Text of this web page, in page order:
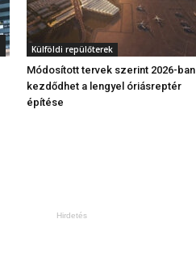
Külföldi repülőterek
Módosított tervek szerint 2026-ban
kezdődhet a lengyel óriásreptér
építése
Hirdetés